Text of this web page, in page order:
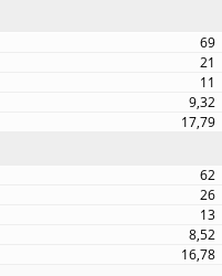
69
21
11
9,32
17,79
62
26
13
8,52
16,78